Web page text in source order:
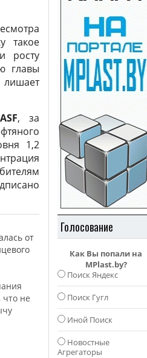
такое
росту
главы
, за
1,2
от
что не
Голосование
Как Вы попали на
MPlast.by?
Поиск Яндекс
Поиск Гугл
Иной Поиск
Новостные
Агрегаторы